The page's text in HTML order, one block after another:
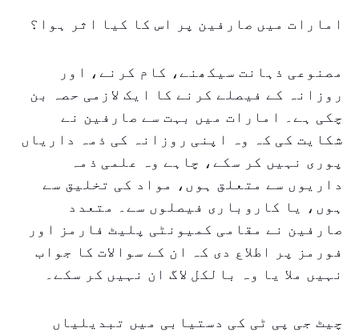
امارات میں صارفین پر اس کا کیا اثر ہوا؟
مصنوعی ذہانت سیکھنے، کام کرنے، اور
روزانہ کے فیصلے کرنے کا ایک لازمی حصہ بن
چکی ہے۔ امارات میں بہت سے صارفین نے
شکایت کی کہ وہ اپنی روزانہ کی ذمہ داریاں
پوری نہیں کر سکے، چاہے وہ علمی ذمہ
داریوں سے متعلق ہوں، مواد کی تخلیق سے
ہوں، یا کاروباری فیصلوں سے۔ متعدد
صارفین نے مقامی کمیونٹی پلیٹ فارمز اور
فورمز پر اطلاع دی کہ ان کے سوالات کا جواب
نہیں ملا یا وہ بالکل لاگ ان نہیں کر سکے۔
چیٹ جی پی ٹی کی دستیابی میں تبدیلیاں